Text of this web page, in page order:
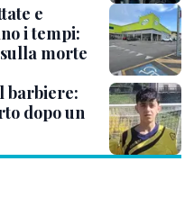
e
i tempi:
morte
barbiere:
dopo un